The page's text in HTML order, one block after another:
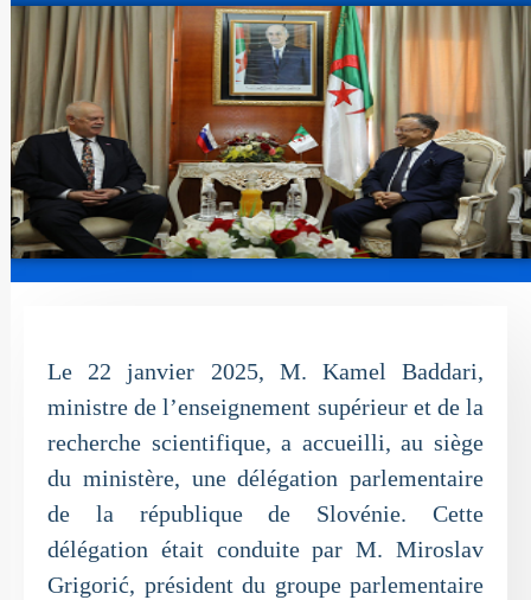
Le 22 janvier 2025, M. Kamel Baddari,
ministre de l’enseignement supérieur et de la
recherche scientifique, a accueilli, au siège
du ministère, une délégation parlementaire
de la république de Slovénie. Cette
délégation était conduite par M. Miroslav
Grigorić, président du groupe parlementaire